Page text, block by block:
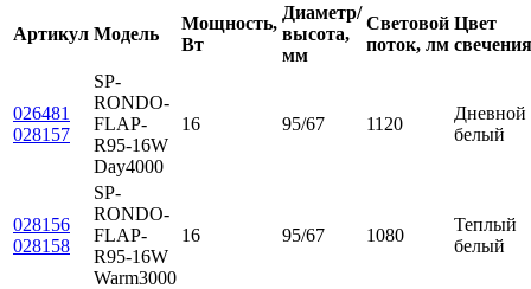
Артикул Модель
Мощность,
Вт
Диаметр/
высота,
мм
Световой
поток, лм
Цвет
свечения
026481
028157
SP-
RONDO-
FLAP-
R95-16W
Day4000
16 95/67 1120
Дневной
белый
028156
028158
SP-
RONDO-
FLAP-
R95-16W
Warm3000
16 95/67 1080
Теплый
белый